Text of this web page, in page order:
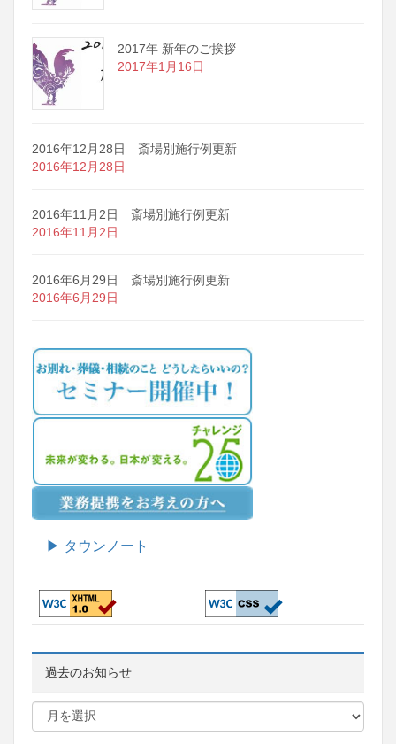
2017年 新年のご挨拶
2017年1月16日
2016年12月28日 斎場別施行例更新
2016年12月28日
2016年11月2日 斎場別施行例更新
2016年11月2日
2016年6月29日 斎場別施行例更新
2016年6月29日
▶ タウンノート
過去のお知らせ